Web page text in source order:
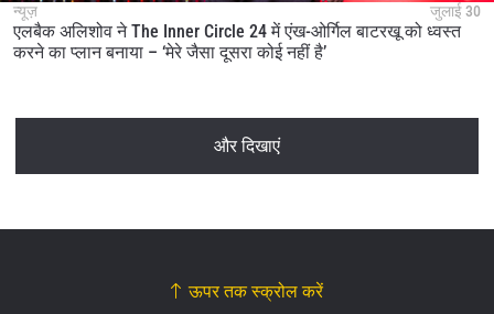
न्यूज़ जुलाई 30
एलबैक अलिशोव ने The Inner Circle 24 में एंख-ओर्गिल बाटरखू को ध्वस्त
करने का प्लान बनाया – ‘मेरे जैसा दूसरा कोई नहीं है’
और दिखाएं
ऊपर तक स्क्रोल करें